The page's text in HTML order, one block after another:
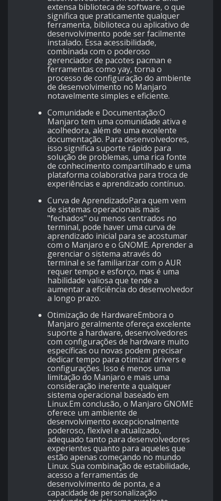
extensa biblioteca de software, o que
significa que praticamente qualquer
ferramenta, biblioteca ou aplicativo de
desenvolvimento pode ser facilmente
instalado. Essa acessibilidade,
combinada com o poderoso
gerenciador de pacotes pacman e
ferramentas como yay, torna o
processo de configuração do ambiente
de desenvolvimento no Manjaro
notavelmente simples e eficiente.
Comunidade e Documentação:O
Manjaro tem uma comunidade ativa e
acolhedora, além de uma excelente
documentação. Para desenvolvedores,
isso significa suporte rápido para
solução de problemas, uma rica fonte
de conhecimento compartilhado e uma
plataforma colaborativa para troca de
experiências e aprendizado contínuo.
Curva de AprendizadoPara quem vem
de sistemas operacionais mais
"fechados" ou menos centrados no
terminal, pode haver uma curva de
aprendizado inicial para se acostumar
com o Manjaro e o GNOME. Aprender a
gerenciar o sistema através do
terminal e se familiarizar com o AUR
requer tempo e esforço, mas é uma
habilidade valiosa que tende a
aumentar a eficiência do desenvolvedor
a longo prazo.
Otimização de HardwareEmbora o
Manjaro geralmente ofereça excelente
suporte a hardware, desenvolvedores
com configurações de hardware muito
específicas ou novas podem precisar
dedicar tempo para otimizar drivers e
configurações. Isso é menos uma
limitação do Manjaro e mais uma
consideração inerente a qualquer
sistema operacional baseado em
Linux.Em conclusão, o Manjaro GNOME
oferece um ambiente de
desenvolvimento excepcionalmente
poderoso, flexível e atualizado,
adequado tanto para desenvolvedores
experientes quanto para aqueles que
estão apenas começando no mundo
Linux. Sua combinação de estabilidade,
acesso a ferramentas de
desenvolvimento de ponta, e a
capacidade de personalização